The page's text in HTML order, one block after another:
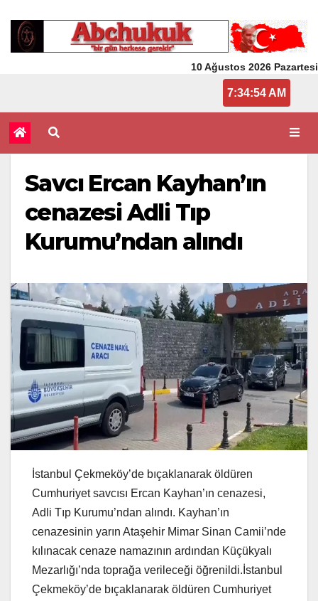
10 Ağustos 2026 Pazartesi
7:34:54 AM
Savcı Ercan Kayhan’ın
cenazesi Adli Tıp
Kurumu’ndan alındı
İstanbul Çekmeköy’de bıçaklanarak öldüren
Cumhuriyet savcısı Ercan Kayhan’ın cenazesi,
Adli Tıp Kurumu’ndan alındı. Kayhan’ın
cenazesinin yarın Ataşehir Mimar Sinan Camii’nde
kılınacak cenaze namazının ardından Küçükyalı
Mezarlığı’nda toprağa verileceği öğrenildi.İstanbul
Çekmeköy’de bıçaklanarak öldüren Cumhuriyet